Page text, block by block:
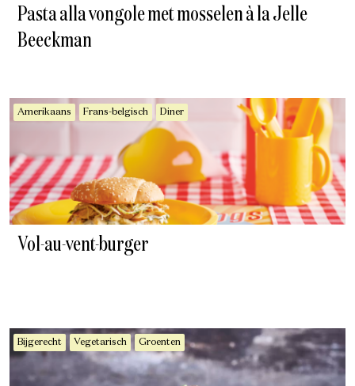
Pasta alla vongole met mosselen à la Jelle
Beeckman
Amerikaans Frans-belgisch Diner
Vol-au-vent-burger
Bijgerecht Vegetarisch Groenten